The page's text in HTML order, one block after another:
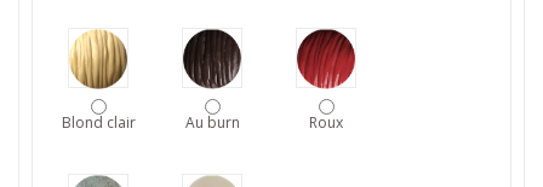
Blond clair Au burn Roux